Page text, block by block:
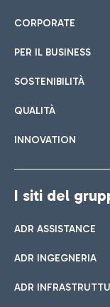
CORPORATE
PER IL BUSINESS
SOSTENIBILITÀ
QUALITÀ
INNOVATION
I siti del
ADR ASSISTANCE
ADR INGEGNERIA
ADR